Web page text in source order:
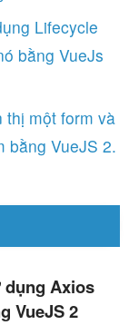
Lifecycle
bằng VueJs
thị một form và
bằng VueJS 2.
dụng Axios
VueJS 2